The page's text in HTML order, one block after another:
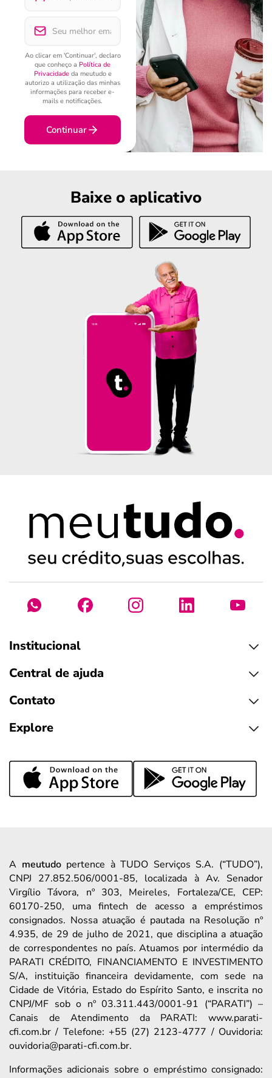
Ao clicar em 'Continuar', declaro
que conheço a Política de
Privacidadeda meutudo e
autorizo a utilização das minhas
informações para receber e-
mails e notificações.
Continuar
Baixe o aplicativo
Institucional
Central de ajuda
Contato
Explore
A meutudopertence à TUDO Serviços S.A. (“TUDO”),
CNPJ 27.852.506/0001-85, localizada à Av. Senador
Virgílio Távora, nº 303, Meireles, Fortaleza/CE, CEP:
60170-250, uma fintech de acesso a empréstimos
consignados. Nossa atuação é pautada na Resolução nº
4.935, de 29 de julho de 2021, que disciplina a atuação
de correspondentes no país. Atuamos por intermédio da
PARATI CRÉDITO, FINANCIAMENTO E INVESTIMENTO
S/A, instituição financeira devidamente, com sede na
Cidade de Vitória, Estado do Espírito Santo, e inscrita no
CNPJ/MF sob o nº 03.311.443/0001-91 (“PARATI”) –
Canais de Atendimento da PARATI: www.parati-
cfi.com.br / Telefone: +55 (27) 2123-4777 / Ouvidoria:
ouvidoria@parati-cfi.com.br.
Informações adicionais sobre o empréstimo consignado: